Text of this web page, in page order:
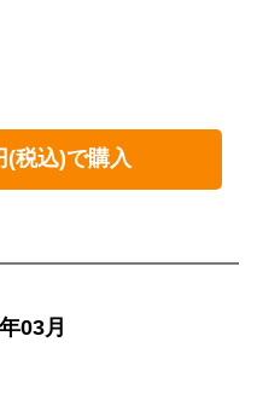
(税込)で購入
03月